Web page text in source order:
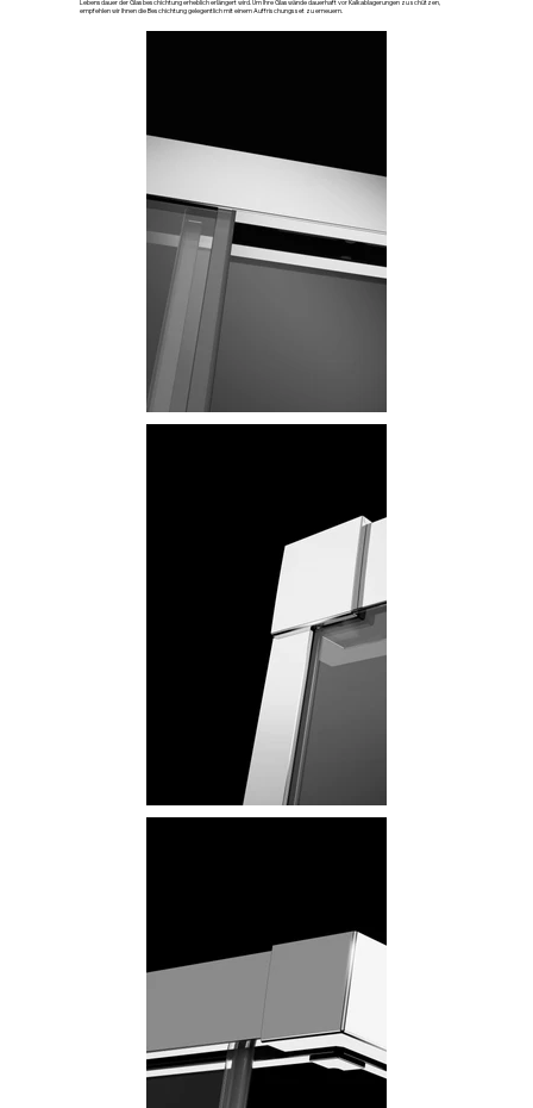
Lebensdauer der Glasbeschichtung erheblich erlängert wird. Um Ihre Glaswände dauerhaft vor Kalkablagerungen zu schützen,
empfehlen wir Ihnen die Beschichtung gelegentlich mit einem Auffrischungsset zu erneuern.